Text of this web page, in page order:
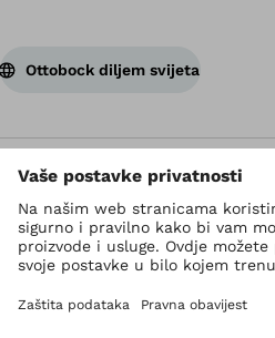
Ottobock diljem svijeta
Autorsko pravo ima Ottobock
Postavke zaštite podataka
Pravila zaštite privatnosti
Uvjeti korištenja
Imprint